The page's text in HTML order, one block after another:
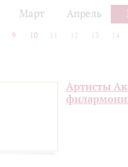
Март Апрель
9 10 12 13 14
Артисты